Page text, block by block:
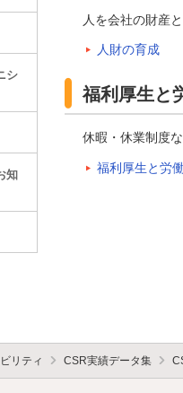
人を会社の財産
人財の育成
福利厚生と
休暇・休業制度
福利厚生と労
シ
知
リティ CSR実績データ集